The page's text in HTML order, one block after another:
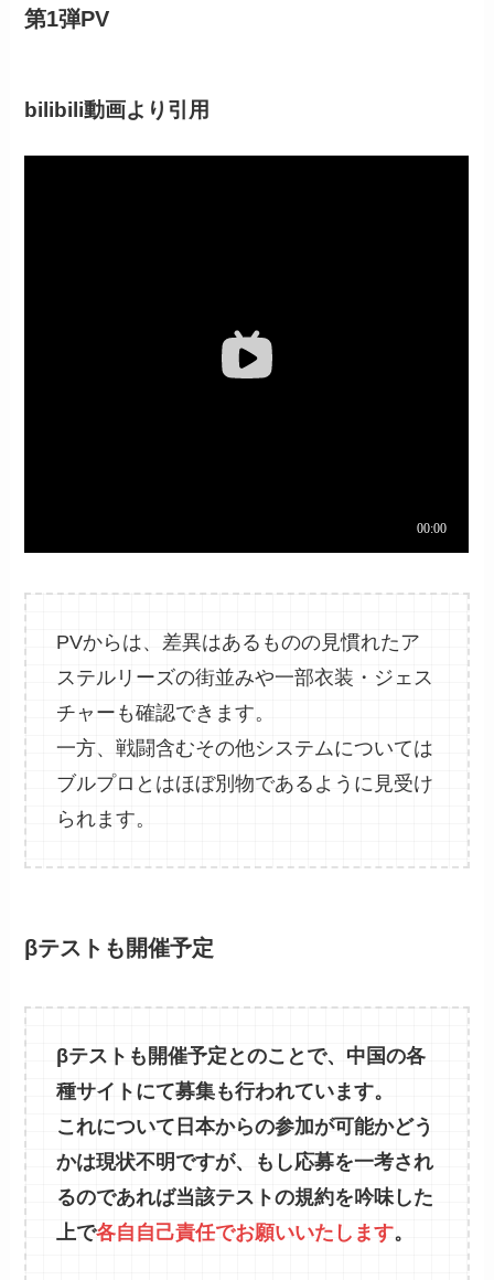
第1弾PV
bilibili動画より引用
PVからは、差異はあるものの見慣れたア
ステルリーズの街並みや一部衣装・ジェス
チャーも確認できます。
一方、戦闘含むその他システムについては
ブルプロとはほぼ別物であるように見受け
られます。
βテストも開催予定
βテストも開催予定とのことで、中国の各
種サイトにて募集も行われています。
これについて日本からの参加が可能かどう
かは現状不明ですが、もし応募を一考され
るのであれば当該テストの規約を吟味した
上で各自 自己責任でお願いいたします。